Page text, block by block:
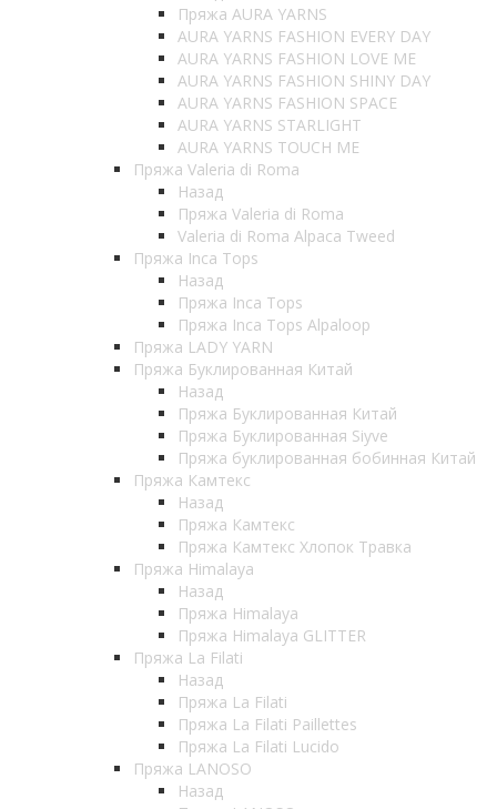
Пряжа AURA YARNS
AURA YARNS FASHION EVERY DAY
AURA YARNS FASHION LOVE ME
AURA YARNS FASHION SHINY DAY
AURA YARNS FASHION SPACE
AURA YARNS STARLIGHT
AURA YARNS TOUCH ME
Пряжа Valeria di Roma
Назад
Пряжа Valeria di Roma
Valeria di Roma Alpaca Tweed
Пряжа Inca Tops
Назад
Пряжа Inca Tops
Пряжа Inca Tops Alpaloop
Пряжа LADY YARN
Пряжа Буклированная Китай
Назад
Пряжа Буклированная Китай
Пряжа Буклированная Siyve
Пряжа буклированная бобинная Китай
Пряжа Камтекс
Назад
Пряжа Камтекс
Пряжа Камтекс Хлопок Травка
Пряжа Himalaya
Назад
Пряжа Himalaya
Пряжа Himalaya GLITTER
Пряжа La Filati
Назад
Пряжа La Filati
Пряжа La Filati Paillettes
Пряжа La Filati Lucido
Пряжа LANOSO
Назад